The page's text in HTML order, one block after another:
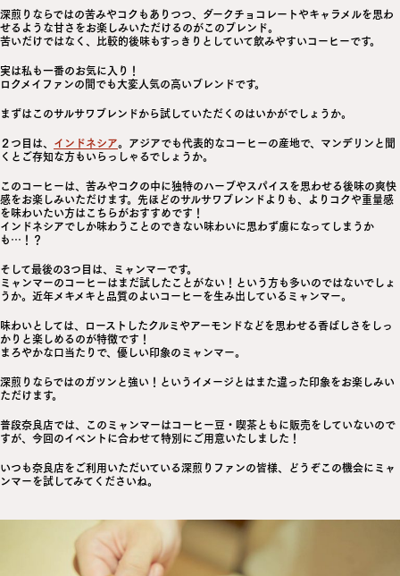
深煎りならではの苦みやコクもありつつ、ダークチョコレートやキャラメルを思わ
せるような甘さをお楽しみいただけるのがこのブレンド。
苦いだけではなく、比較的後味もすっきりとしていて飲みやすいコーヒーです。
実は私も一番のお気に入り！
ロクメイファンの間でも大変人気の高いブレンドです。
まずはこのサルサワブレンドから試していただくのはいかがでしょうか。
２つ目は、 インドネシア。アジアでも代表的なコーヒーの産地で、マンデリンと聞
くとご存知な方もいらっしゃるでしょうか。
このコーヒーは、苦みやコクの中に独特のハーブやスパイスを思わせる後味の爽快
感をお楽しみいただけます。先ほどのサルサワブレンドよりも、よりコクや重量感
を味わいたい方はこちらがおすすめです！
インドネシアでしか味わうことのできない味わいに思わず虜になってしまうか
も…！？
そして最後の3つ目は、
ミャンマーです。
ミャンマーのコーヒーはまだ試したことがない！という方も多いのではないでしょ
うか。近年メキメキと品質のよいコーヒーを生み出しているミャンマー。
味わいとしては、ローストしたクルミやアーモンドなどを思わせる香ばしさをしっ
かりと楽しめるのが特徴です！
まろやかな口当たりで、優しい印象のミャンマー。
深煎りならではのガツンと強い！というイメージとはまた違った印象をお楽しみい
ただけます。
普段奈良店では、このミャンマーはコーヒー豆・喫茶ともに販売をしていないので
すが、 今回のイベントに合わせて特別にご用意いたしました！
いつも奈良店をご利用いただいている深煎りファンの皆様、どうぞこの機会にミャ
ンマーを試してみてくださいね。